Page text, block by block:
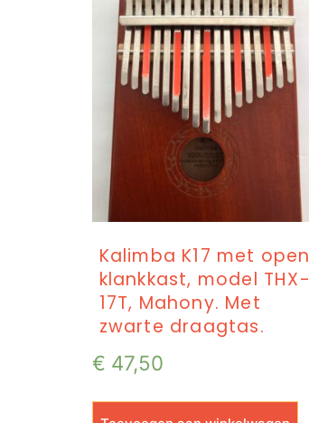
Kalimba K17 met open
klankkast, model THX-
17T, Mahony. Met
zwarte draagtas.
€ 47,50